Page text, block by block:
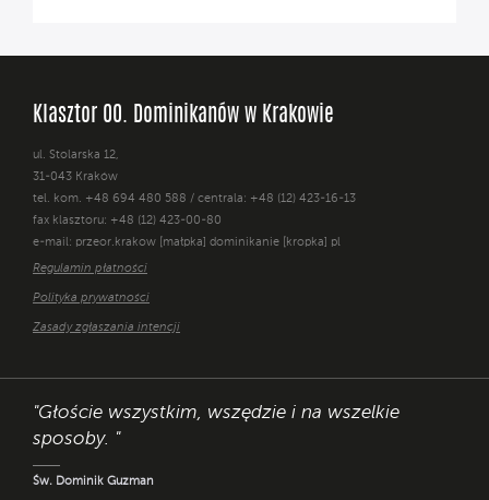
Klasztor OO. Dominikanów w Krakowie
ul. Stolarska 12,
31-043 Kraków
tel. kom. +48 694 480 588 / centrala: +48 (12) 423-16-13
fax klasztoru: +48 (12) 423-00-80
e-mail: przeor.krakow [małpka] dominikanie [kropka] pl
Regulamin płatności
Polityka prywatności
Zasady zgłaszania intencji
"Głoście wszystkim, wszędzie i na wszelkie
sposoby. "
Św. Dominik Guzman